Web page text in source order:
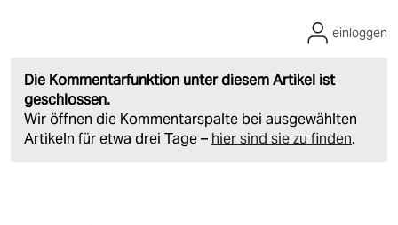
Die Kommentarfunktion unter diesem Artikel ist
geschlossen.
Wir öffnen die Kommentarspalte bei ausgewählten
Artikeln für etwa drei Tage – hier sind sie zu finden.
einloggen